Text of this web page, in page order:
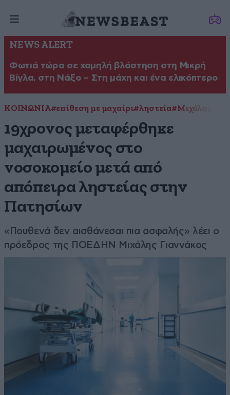
NEWS ALERT
Φωτιά τώρα σε χαμηλή βλάστηση στη Μικρή
Βίγλα, στη Νάξο – Στη μάχη και ένα ελικόπτερο
ΚΟΙΝΩΝΙΑ#επίθεση με μαχαίρι#ληστεία#Μιχάλης
19χρονος μεταφέρθηκε
μαχαιρωμένος στο
νοσοκομείο μετά από
απόπειρα ληστείας στην
Πατησίων
«Πουθενά δεν αισθάνεσαι πια ασφαλής» λέει ο
πρόεδρος της ΠΟΕΔΗΝ Μιχάλης Γιαννάκος